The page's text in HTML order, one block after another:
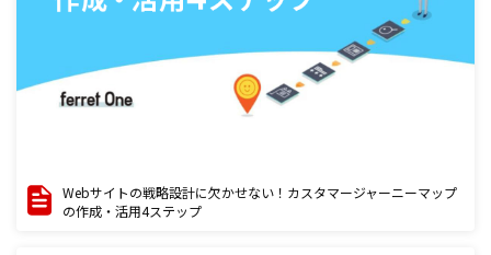
Webサイトの戦略設計に欠かせない！カスタマージャーニーマップ
の作成・活用4ステップ